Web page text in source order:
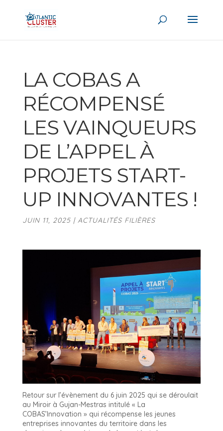
LA COBAS A
RÉCOMPENSÉ
LES VAINQUEURS
DE L’APPEL À
PROJETS START-
UP INNOVANTES !
JUIN 11, 2025| ACTUALITÉS FILIÈRES
Retour sur l’évènement du 6 juin 2025 qui se déroulait
au Miroir à Gujan-Mestras intitulé « La
COBAS’Innovation » qui récompense les jeunes
entreprises innovantes du territoire dans les